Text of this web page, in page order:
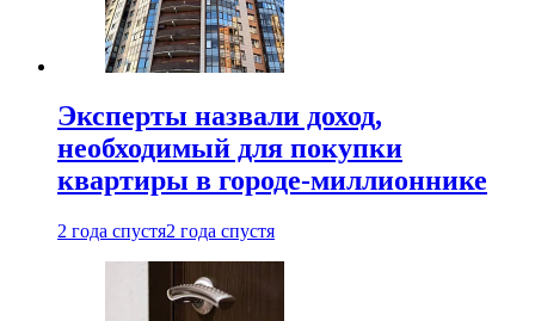
Эксперты назвали доход,
необходимый для покупки
квартиры в городе-миллионнике
2 года спустя2 года спустя